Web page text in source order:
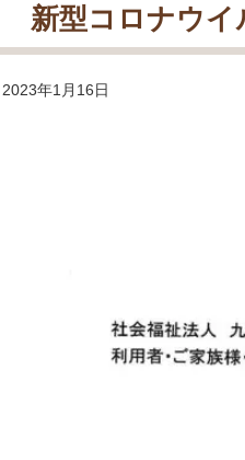
新型コロナウイ
2023年1月16日